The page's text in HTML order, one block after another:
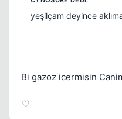
yeşilçam deyince
Bi gazoz icermisin